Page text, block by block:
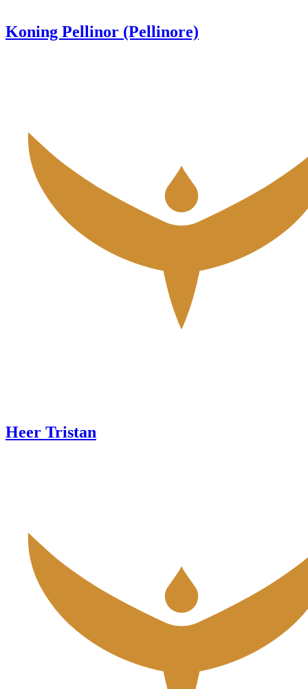
Koning Pellinor (Pellinore)
Heer Tristan